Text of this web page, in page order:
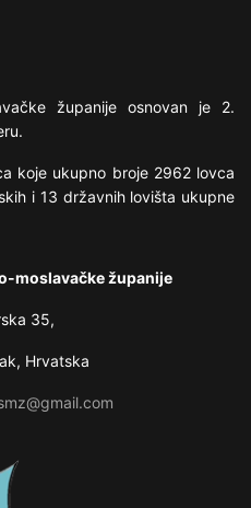
županije osnovan je 2.
koje ukupno broje 2962 lovca
i 13 državnih lovišta ukupne
moslavačke županije
35,
Hrvatska